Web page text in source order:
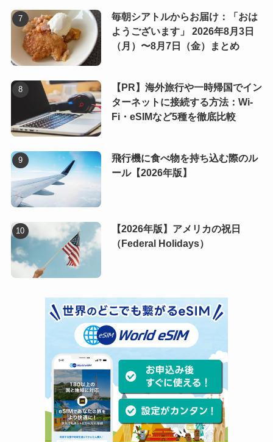
毎朝シアトルからお届け：「おは
ようございます」 2026年8月3日
（月）〜8月7日（金）まとめ
【PR】海外旅行や一時帰国でイン
ターネットに接続する方法：Wi-
Fi・eSIMなど5種を徹底比較
飛行機に食べ物を持ち込む際のル
ール【2026年版】
【2026年版】アメリカの祝日
（Federal Holidays）